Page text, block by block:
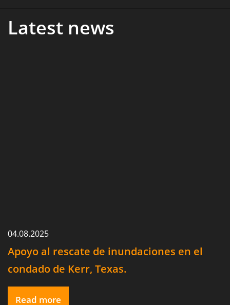
Latest news
04.08.2025
Apoyo al rescate de inundaciones en el
condado de Kerr, Texas.
Read more